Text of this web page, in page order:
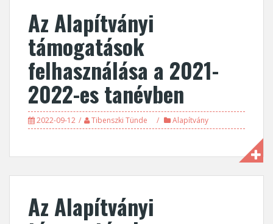
Az Alapítványi
támogatások
felhasználása a 2021-
2022-es tanévben
2022-09-12 Tibenszki Tünde Alapítvány
Az Alapítványi